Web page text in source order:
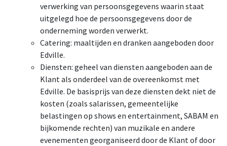
verwerking van persoonsgegevens waarin staat
uitgelegd hoe de persoonsgegevens door de
onderneming worden verwerkt.
Catering: maaltijden en dranken aangeboden door
Edville.
Diensten: geheel van diensten aangeboden aan de
Klant als onderdeel van de overeenkomst met
Edville. De basisprijs van deze diensten dekt niet de
kosten (zoals salarissen, gemeentelijke
belastingen op shows en entertainment, SABAM en
bijkomende rechten) van muzikale en andere
evenementen georganiseerd door de Klant of door